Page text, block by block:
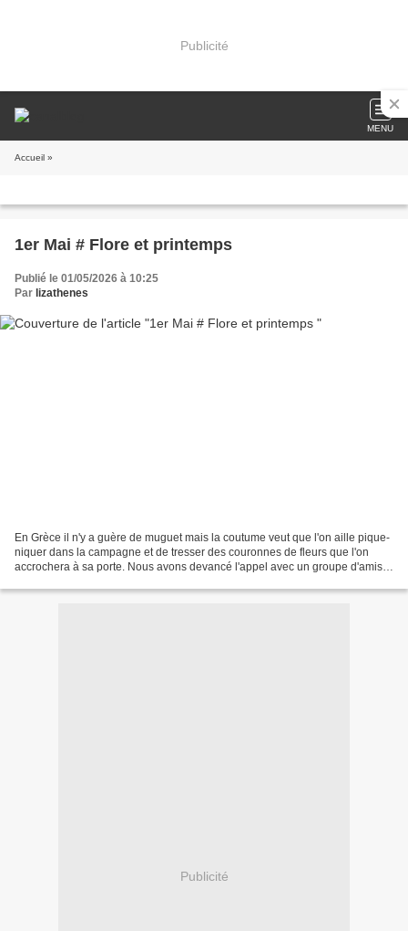
Publicité
MENU
Accueil »
1er Mai # Flore et printemps
Publié le 01/05/2026 à 10:25
Par lizathenes
En Grèce il n'y a guère de muguet mais la coutume veut que l'on aille pique-
niquer dans la campagne et de tresser des couronnes de fleurs que l'on
accrochera à sa porte. Nous avons devancé l'appel avec un groupe d'amis
Publicité